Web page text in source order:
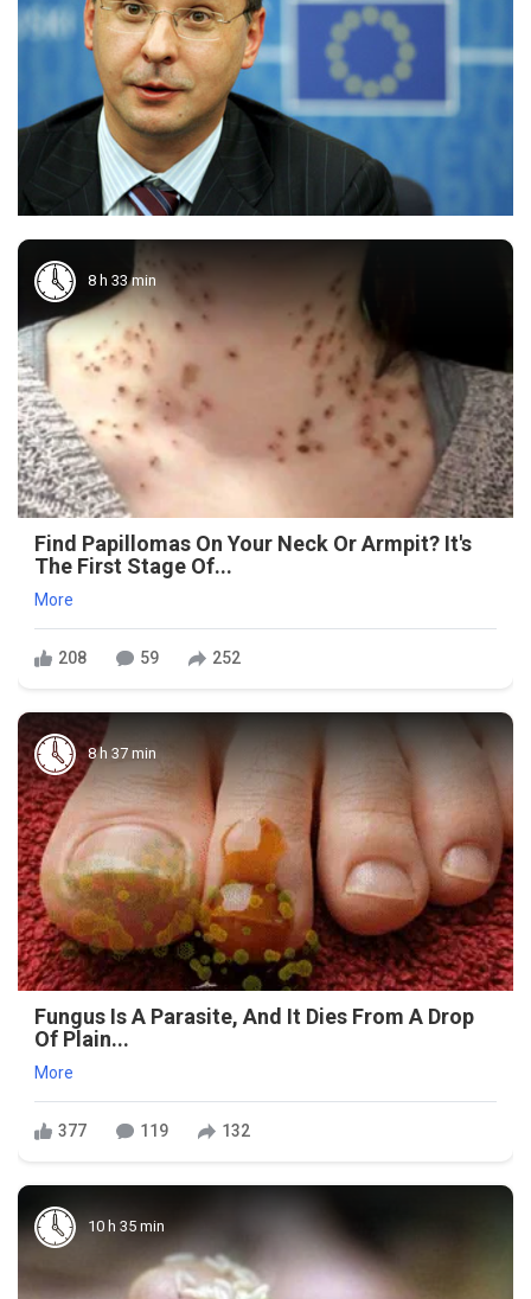
8 h 33 min
Find Papillomas On Your Neck Or Armpit? It's
The First Stage Of...
More
208 59 252
8 h 37 min
Fungus Is A Parasite, And It Dies From A Drop
Of Plain...
More
377 119 132
10 h 35 min